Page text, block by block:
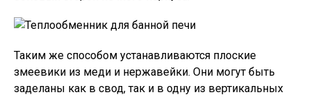
Таким же способом устанавливаются плоские
змеевики из меди и нержавейки. Они могут быть
заделаны как в свод, так и в одну из вертикальных